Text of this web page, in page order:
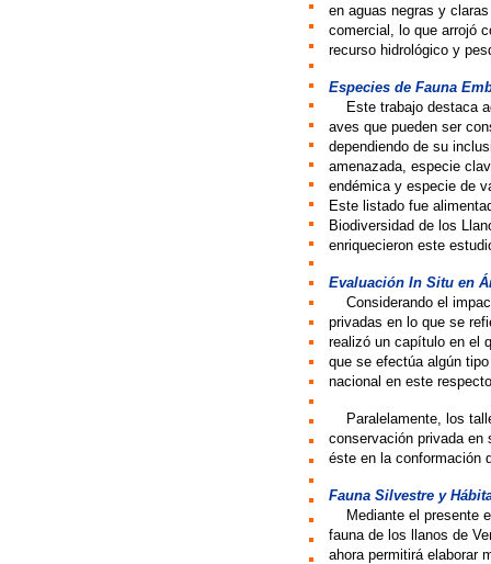
en aguas negras y
comercial, lo que arrojó
recurso hidrológico y
Especies de Fauna
Este trabajo destaca
aves que pueden ser
dependiendo de su
amenazada, especie
endémica y especie de
Este listado fue
Biodiversidad de los
enriquecieron este
Evaluación In Situ en
Considerando el
privadas en lo que se
realizó un capítulo en el
que se efectúa algún
nacional en este
Paralelamente, los
conservación privada en
éste en la conformación
Fauna Silvestre y
Mediante el presente
fauna de los llanos de
ahora permitirá elaborar